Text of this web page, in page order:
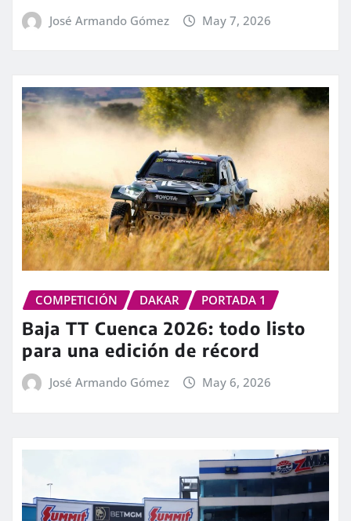
José Armando Gómez May 7, 2026
COMPETICIÓN DAKAR PORTADA 1
Baja TT Cuenca 2026: todo listo
para una edición de récord
José Armando Gómez May 6, 2026